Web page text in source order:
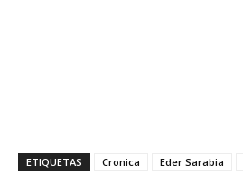
ETIQUETAS Cronica Eder Sarabia